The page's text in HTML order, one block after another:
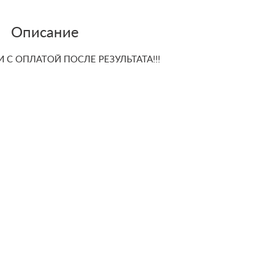
Описание
ОПЛАТОЙ ПОСЛЕ РЕЗУЛЬТАТА!!!